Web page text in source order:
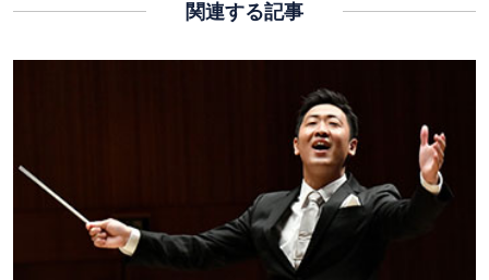
関連する記事